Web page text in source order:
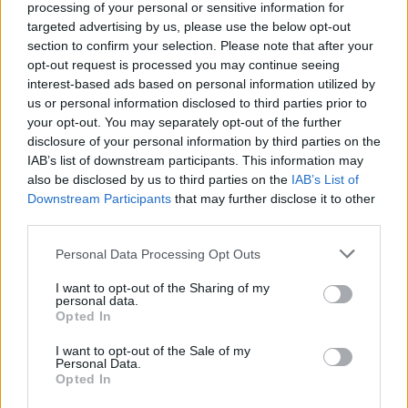
processing of your personal or sensitive information for
targeted advertising by us, please use the below opt-out
section to confirm your selection. Please note that after your
opt-out request is processed you may continue seeing
interest-based ads based on personal information utilized by
us or personal information disclosed to third parties prior to
your opt-out. You may separately opt-out of the further
disclosure of your personal information by third parties on the
IAB’s list of downstream participants. This information may
also be disclosed by us to third parties on the IAB’s List of
Downstream Participants that may further disclose it to other
Personal Data Processing Opt Outs
I want to opt-out of the Sharing of my
personal data.
Opted In
I want to opt-out of the Sale of my
Personal Data.
Opted In
egészében szerintem nem kell elolvastatni a tizenöt évesekkel –
foglalkozunk a heroizmussal, a hőseszménnyel. Ez a téma a későbbi
korszakok irodalmában is megjelenik. Miért ne lehetne azokat a
műveket is bevinni akkor és ott az órákra? Vagy a szerelmi
költészet: a férfi-női viszonyt vizsgálni lehet Balassi reneszánsz
szerelmi költészetétől Petőfi vagy Vörösmarty művein át Ady Endre,
József Attila költészetéig, és még tovább is. A szerelmi költészetet
tizedikben nem csak Balassin vagy éppen Zrínyi barokk elégiáin
keresztül lehet megmutatni. Persze meg kell mutatni Balassit, de
pozitív értelemben vett oppozícióként rá kell mutatni olyan művekre
is, amelyeket a diákok könnyebben befogadnak, s azokat össze
tudják vetni a régivel. A kronologikus irodalomtanítás azt nem veszi
figyelembe, hogy ugyanazt a szöveget egy 15 éves máshogy
Besenyői Erikának, aki ezen az úton elindított.
Mit csinál, ha egy diák egyszerűen nem hajlandó olvasni?
Mivel egy jó nevű gimnáziumban tanítok, ahová befogadásra,
nem szembesülök, mint amilyenekkel sok iskolában kénytelenek
szembenézni a magyartanárok. Persze nálunk is vannak olyan
diákok, akik nem szeretnek olvasni. Nem mindig érdemes egy egész